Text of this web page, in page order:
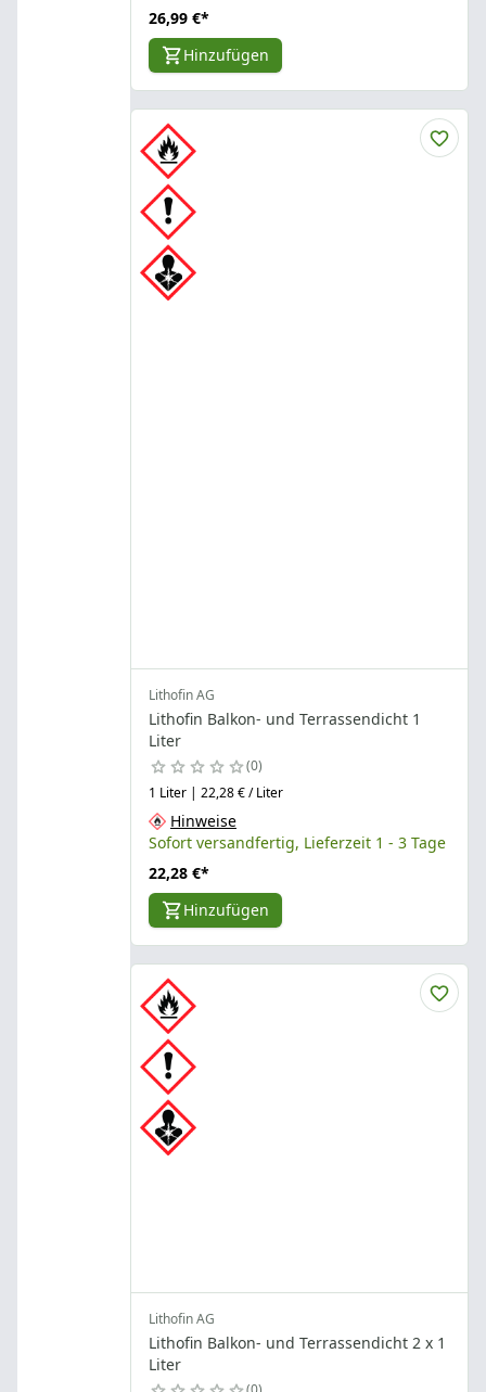
26,99 €*
Hinzufügen
Lithofin AG
Lithofin Balkon- und Terrassendicht 1
Liter
0
1 Liter | 22,28 € / Liter
Hinweise
Sofort versandfertig, Lieferzeit 1 - 3 Tage
22,28 €*
Hinzufügen
Lithofin AG
Lithofin Balkon- und Terrassendicht 2 x 1
Liter